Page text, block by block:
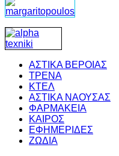
ΑΣΤΙΚΑ ΒΕΡΟΙΑΣ
ΤΡΕΝΑ
ΚΤΕΛ
ΑΣΤΙΚΑ ΝΑΟΥΣΑΣ
ΦΑΡΜΑΚΕΙΑ
ΚΑΙΡΟΣ
ΕΦΗΜΕΡΙΔΕΣ
ΖΩΔΙΑ